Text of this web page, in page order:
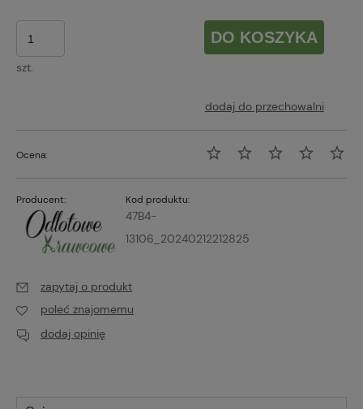
szt.
DO KOSZYKA
dodaj do przechowalni
Ocena:
Producent: Kod produktu:
47B4-
13106_20240212212825
zapytaj o produkt
poleć znajomemu
dodaj opinię